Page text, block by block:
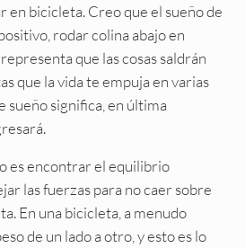
en bicicleta. Creo que el sueño de
rodar colina abajo en
que las cosas saldrán
que la vida te empuja en varias
sueño significa, en última
es encontrar el equilibrio
las fuerzas para no caer sobre
En una bicicleta, a menudo
de un lado a otro, y esto es lo